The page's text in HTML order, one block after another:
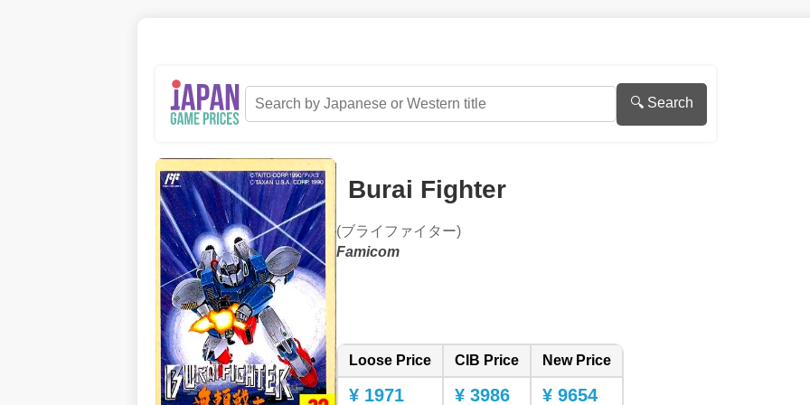
🔍 Search
Burai Fighter
(ブライファイター)
Famicom
Loose Price CIB Price New Price
¥ 1971 ¥ 3986 ¥ 9654